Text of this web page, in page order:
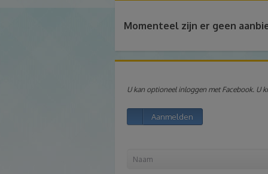
Momenteel zijn er geen
U kan optioneel inloggen met Facebook. U
Aanmelden